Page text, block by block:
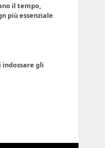
il tempo,
più essenziale
gli